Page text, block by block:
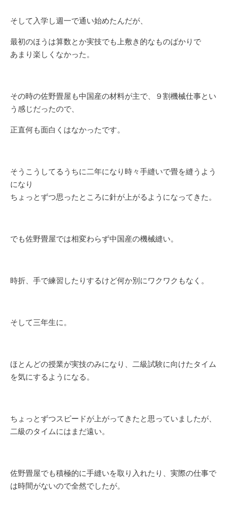
そして入学し週一で通い始めたんだが、
最初のほうは算数とか実技でも上敷き的なものばかりで
あまり楽しくなかった。
その時の佐野畳屋も中国産の材料が主で、９割機械仕事とい
う感じだったので、
正直何も面白くはなかったです。
そうこうしてるうちに二年になり時々手縫いで畳を縫うよう
になり
ちょっとずつ思ったところに針が上がるようになってきた。
でも佐野畳屋では相変わらず中国産の機械縫い。
時折、手で練習したりするけど何か別にワクワクもなく。
そして三年生に。
ほとんどの授業が実技のみになり、二級試験に向けたタイム
を気にするようになる。
ちょっとずつスピードが上がってきたと思っていましたが、
二級のタイムにはまだ遠い。
佐野畳屋でも積極的に手縫いを取り入れたり、実際の仕事で
は時間がないので全然でしたが。